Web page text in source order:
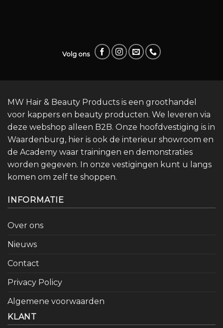
Volg ons
MW Hair & Beauty Products is een groothandel
voor kappers en beauty producten. We leveren via
deze webshop alleen B2B. Onze hoofdvestiging is in
Waardenburg, hier is ook de interieur showroom en
de Academy waar trainingen en demonstraties
worden gegeven. In onze vestigingen kunt u langs
komen om zelf te shoppen.
INFORMATIE
Over ons
Nieuws
Contact
Privacy Policy
Algemene voorwaarden
KLANT